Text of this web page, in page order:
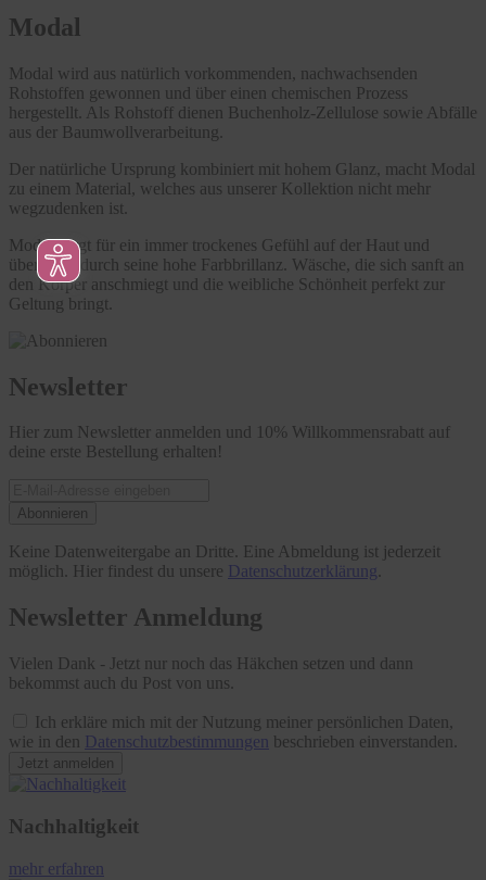
Modal
Modal wird aus natürlich vorkommenden, nachwachsenden
Rohstoffen gewonnen und über einen chemischen Prozess
hergestellt. Als Rohstoff dienen Buchenholz-Zellulose sowie Abfälle
aus der Baumwollverarbeitung.
Der natürliche Ursprung kombiniert mit hohem Glanz, macht Modal
zu einem Material, welches aus unserer Kollektion nicht mehr
wegzudenken ist.
Modal sorgt für ein immer trockenes Gefühl auf der Haut und
überzeugt durch seine hohe Farbbrillanz. Wäsche, die sich sanft an
den Körper anschmiegt und die weibliche Schönheit perfekt zur
Geltung bringt.
Newsletter
Hier zum Newsletter anmelden und 10% Willkommensrabatt auf
deine erste Bestellung erhalten!
Abonnieren
Keine Datenweitergabe an Dritte. Eine Abmeldung ist jederzeit
möglich. Hier findest du unsere Datenschutzerklärung
Newsletter Anmeldung
Vielen Dank - Jetzt nur noch das Häkchen setzen und dann
bekommst auch du Post von uns.
Ich erkläre mich mit der Nutzung meiner persönlichen Daten,
wie in den Datenschutzbestimmungen beschrieben einverstanden.
Jetzt anmelden
Nachhaltigkeit
mehr erfahren